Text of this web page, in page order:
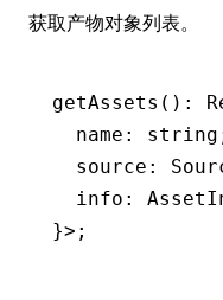
获取产物对象列表。
getAssets ():
  name
: string
  source
:
  info
:
}>;